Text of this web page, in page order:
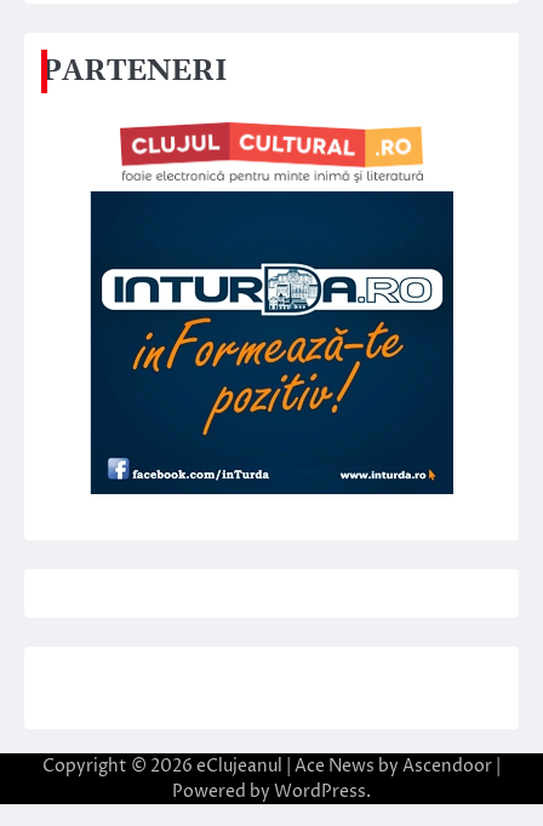
PARTENERI
Copyright © 2026 eClujeanul | Ace News by Ascendoor
Powered by WordPress.